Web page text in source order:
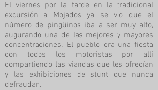
El viernes por la tarde en la tradicional
excursión a Mojados ya se vio que el
número de pingüinos iba a ser muy alto,
augurando una de las mejores y mayores
concentraciones. El pueblo era una fiesta
con todos los motoristas por allí
compartiendo las viandas que les ofrecían
y las exhibiciones de stunt que nunca
defraudan.